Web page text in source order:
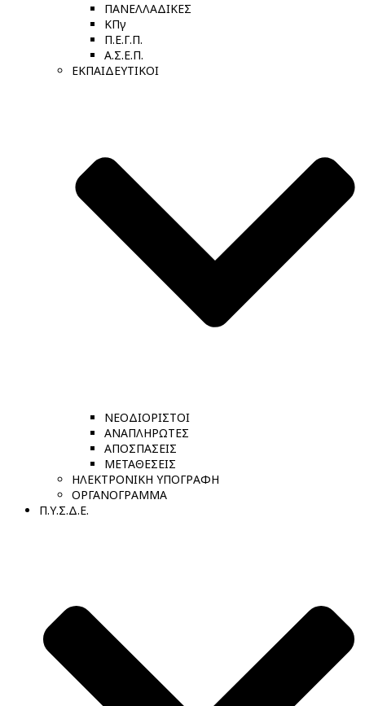
ΠΑΝΕΛΛΑΔΙΚΕΣ
ΚΠγ
Π.Ε.Γ.Π.
Α.Σ.Ε.Π.
ΕΚΠΑΙΔΕΥΤΙΚΟΙ
ΝΕΟΔΙΟΡΙΣΤΟΙ
ΑΝΑΠΛΗΡΩΤΕΣ
ΑΠΟΣΠΑΣΕΙΣ
ΜΕΤΑΘΕΣΕΙΣ
ΗΛΕΚΤΡΟΝΙΚΗ ΥΠΟΓΡΑΦΗ
ΟΡΓΑΝΟΓΡΑΜΜΑ
Π.Υ.Σ.Δ.Ε.